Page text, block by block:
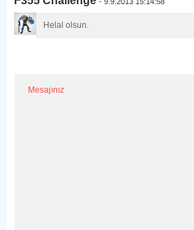
Helal olsun.
Mesajınız